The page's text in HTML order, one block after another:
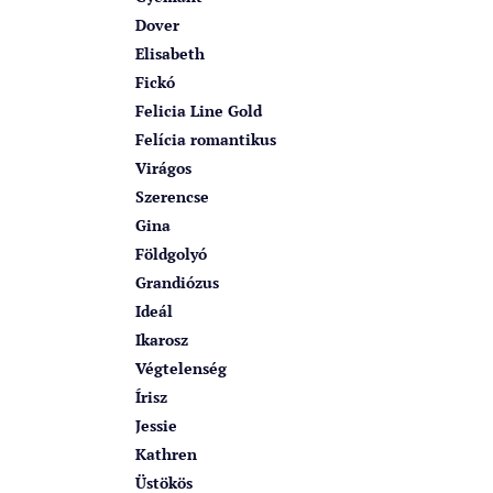
Dover
Elisabeth
Fickó
Felicia Line Gold
Felícia romantikus
Virágos
Szerencse
Gina
Földgolyó
Grandiózus
Ideál
Ikarosz
Végtelenség
Írisz
Jessie
Kathren
Üstökös